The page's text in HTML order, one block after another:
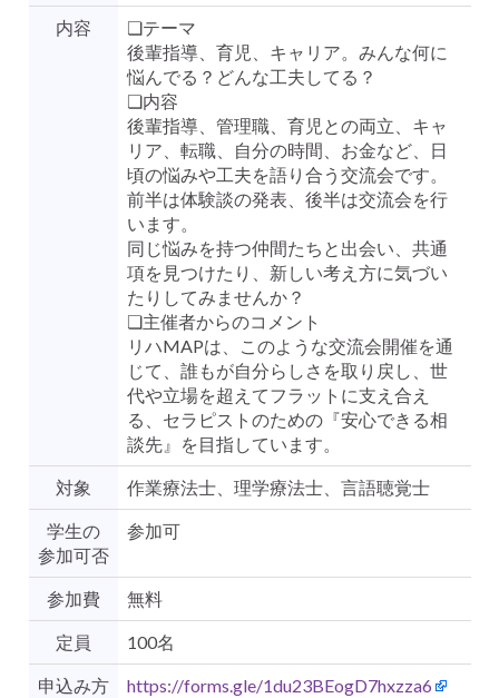
内容
❏テーマ
後輩指導、育児、キャリア。みんな何に
悩んでる？どんな工夫してる？
❏内容
後輩指導、管理職、育児との両立、キャ
リア、転職、自分の時間、お金など、日
頃の悩みや工夫を語り合う交流会です。
前半は体験談の発表、後半は交流会を行
います。
同じ悩みを持つ仲間たちと出会い、共通
項を見つけたり、新しい考え方に気づい
たりしてみませんか？
❏主催者からのコメント
リハMAPは、このような交流会開催を通
じて、誰もが自分らしさを取り戻し、世
代や立場を超えてフラットに支え合え
る、セラピストのための『安心できる相
談先』を目指しています。
対象 作業療法士、理学療法士、言語聴覚士
学生の
参加可否
参加可
参加費 無料
定員 100名
申込み方
https://forms.gle/1du23BEogD7hxzza6